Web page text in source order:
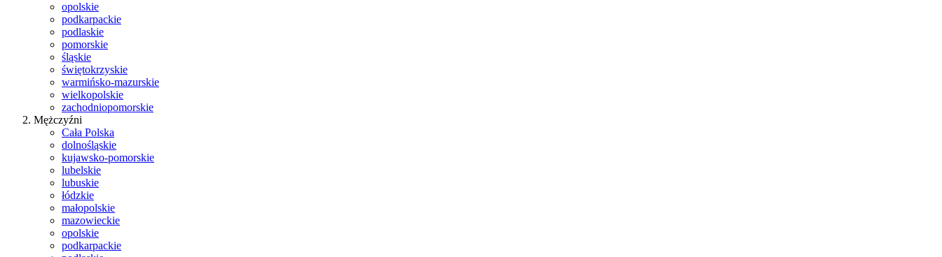
opolskie
podkarpackie
podlaskie
pomorskie
śląskie
świętokrzyskie
warmińsko-mazurskie
wielkopolskie
zachodniopomorskie
Mężczyźni
Cała Polska
dolnośląskie
kujawsko-pomorskie
lubelskie
lubuskie
łódzkie
małopolskie
mazowieckie
opolskie
podkarpackie